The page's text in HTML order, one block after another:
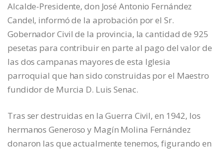
Alcalde-Presidente, don José Antonio Fernández
Candel, informó de la aprobación por el Sr.
Gobernador Civil de la provincia, la cantidad de 925
pesetas para contribuir en parte al pago del valor de
las dos campanas mayores de esta Iglesia
parroquial que han sido construidas por el Maestro
fundidor de Murcia D. Luis Senac.
Tras ser destruidas en la Guerra Civil, en 1942, los
hermanos Generoso y Magín Molina Fernández
donaron las que actualmente tenemos, figurando en